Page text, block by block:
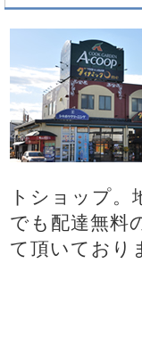
トショップ。
でも配達無料
て頂いており